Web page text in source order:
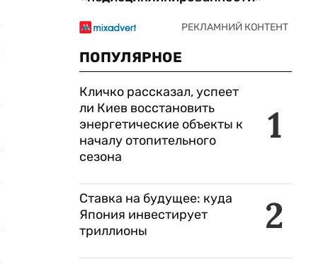
ПОПУЛЯРНОЕ
1
Кличко рассказал, успеет
ли Киев восстановить
энергетические объекты к
началу отопительного
сезона
2
Ставка на будущее: куда
Япония инвестирует
триллионы